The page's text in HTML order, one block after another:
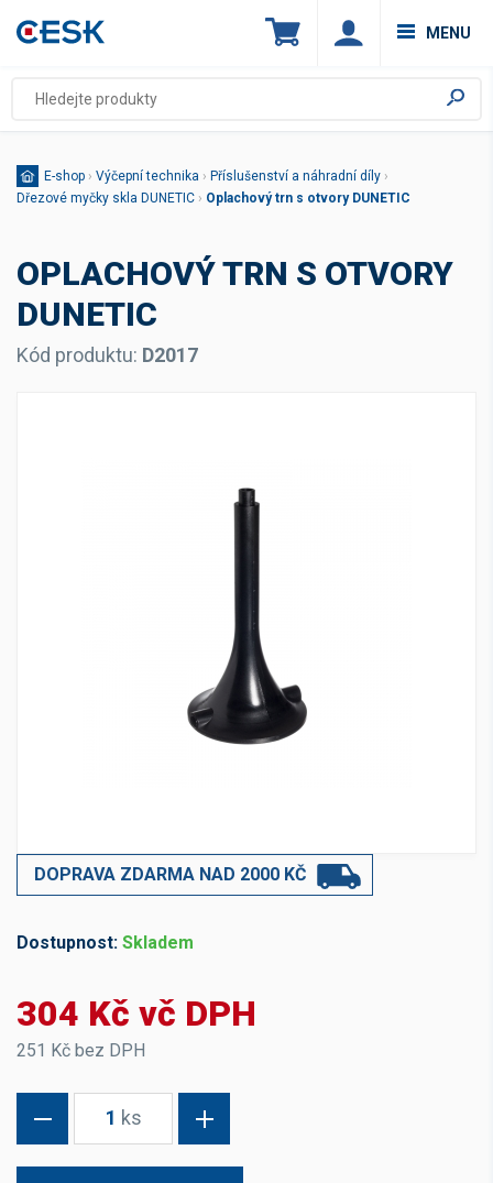
MENU
E-shop › Výčepní technika › Příslušenství a náhradní díly ›
Dřezové myčky skla DUNETIC › Oplachový trn s otvory DUNETIC
OPLACHOVÝ TRN S OTVORY
DUNETIC
Kód produktu: D2017
DOPRAVA ZDARMA NAD 2000 KČ
Dostupnost: Skladem
304 Kč vč DPH
251 Kč bez DPH
1 ks